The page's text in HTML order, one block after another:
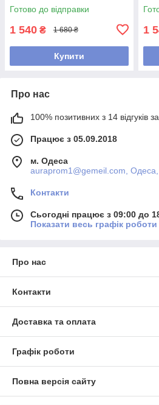
Готово до відправки
1 540 ₴ 1 680 ₴
Купити
1
Про нас
100% позитивних з 14 відгуків за
Працює з 05.09.2018
м. Одеса
auraprom1@gemeil.com, Одеса,
Контакти
Сьогодні працює з 09:00 до
Показати весь графік роботи
Про нас
Контакти
Доставка та оплата
Графік роботи
Повна версія сайту